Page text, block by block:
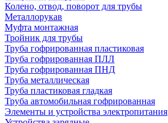
Колено, отвод, поворот для трубы
Металлорукав
Муфта монтажная
Тройник для трубы
Труба гофрированная пластиковая
Труба гофрированная ПЛЛ
Труба гофрированная ПНД
Труба металлическая
Труба пластиковая гладкая
Труба автомобильная гофрированная
Элементы и устройства электропитания